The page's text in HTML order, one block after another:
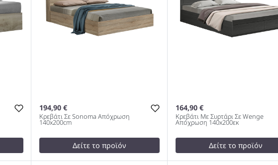
194,90 €
Κρεβάτι Σε Sonoma Απόχρωση
140x200cm
Δείτε το προϊόν
testFalse
164,90 €
Κρεβάτι Με Συρτάρι Σε Wenge
Απόχρωση 140x200εκ
Δείτε το προϊόν
testFalse